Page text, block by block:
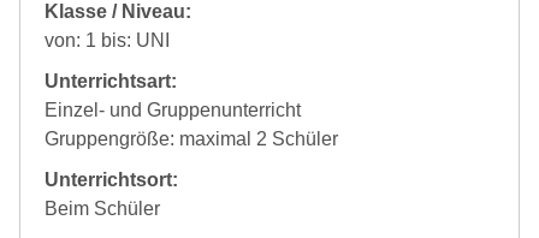
Klasse / Niveau:
von: 1 bis: UNI
Unterrichtsart:
Einzel- und Gruppenunterricht
Gruppengröße: maximal 2 Schüler
Unterrichtsort:
Beim Schüler